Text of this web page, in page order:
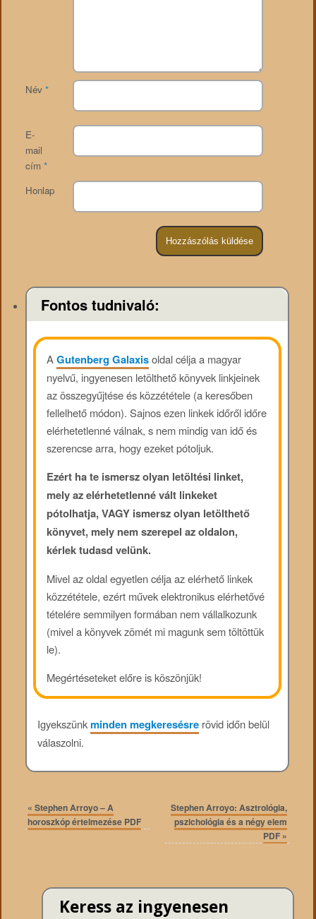
Név *
E-
mail
cím *
Honlap
Fontos tudnivaló:
AGutenberg Galaxisoldal célja a magyar
nyelvű, ingyenesen letölthető könyvek linkjeinek
az összegyűjtése és közzététele (a keresőben
fellelhető módon). Sajnos ezen linkek időről időre
elérhetetlenné válnak, s nem mindig van idő és
szerencse arra, hogy ezeket pótoljuk.
Ezért ha te ismersz olyan letöltési linket,
mely az elérhetetlenné vált linkeket
pótolhatja, VAGY ismersz olyan letölthető
könyvet, mely nem szerepel az oldalon,
kérlek tudasd velünk.
Mivel az oldal egyetlen célja az elérhető linkek
közzététele, ezért művek elektronikus elérhetővé
tételére semmilyen formában nem vállalkozunk
(mivel a könyvek zömét mi magunk sem töltöttük
le).
Megértéseteket előre is köszönjük!
Igyekszünkminden megkeresésrerövid időn belül
válaszolni.
« Stephen Arroyo – A
horoszkóp értelmezése PDF
Stephen Arroyo: Asztrológia,
pszichológia és a négy elem
PDF »
Keress az ingyenesen